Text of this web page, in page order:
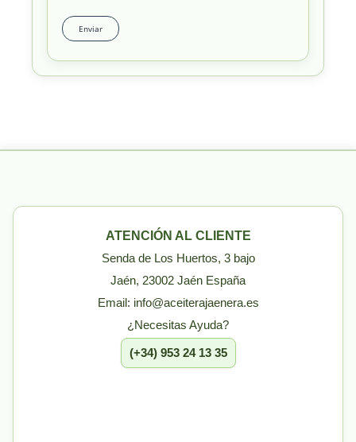
ATENCIÓN AL CLIENTE
Senda de Los Huertos, 3 bajo
Jaén, 23002 Jaén España
Email: info@aceiterajaenera.es
¿Necesitas Ayuda?
(+34) 953 24 13 35